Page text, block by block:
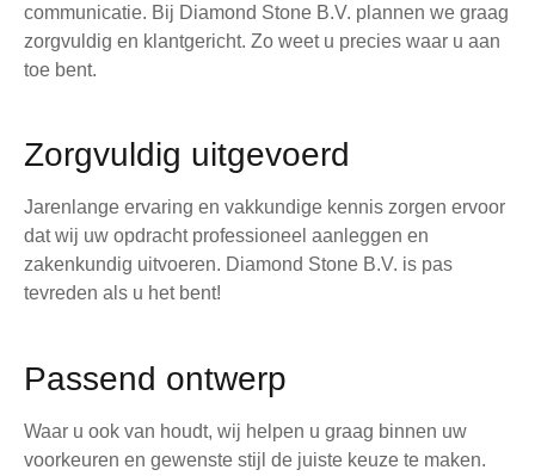
communicatie. Bij Diamond Stone B.V. plannen we graag
zorgvuldig en klantgericht. Zo weet u precies waar u aan
toe bent.
Zorgvuldig uitgevoerd
Jarenlange ervaring en vakkundige kennis zorgen ervoor
dat wij uw opdracht professioneel aanleggen en
zakenkundig uitvoeren. Diamond Stone B.V. is pas
tevreden als u het bent!
Passend ontwerp
Waar u ook van houdt, wij helpen u graag binnen uw
voorkeuren en gewenste stijl de juiste keuze te maken.